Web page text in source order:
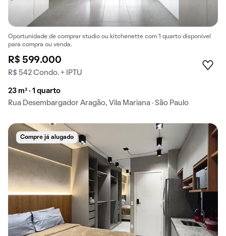
Oportunidade de comprar studio ou kitchenette com 1 quarto disponível
para compra ou venda.
R$ 599.000
R$ 542 Condo. + IPTU
23 m² · 1 quarto
Rua Desembargador Aragão, Vila Mariana · São Paulo
Compre já alugado